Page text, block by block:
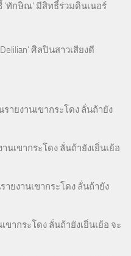
‘ทักษิณ’ มีสิทธิ์ร่วมดินเนอร์
ศิลปินสาวเสียงดี
รายงานเขากระโดง ลั่นถ้ายัง
นเขากระโดง ลั่นถ้ายังเยิ่นเย้อ
ายงานเขากระโดง ลั่นถ้ายัง
ขากระโดง ลั่นถ้ายังเยิ่นเย้อ จะ